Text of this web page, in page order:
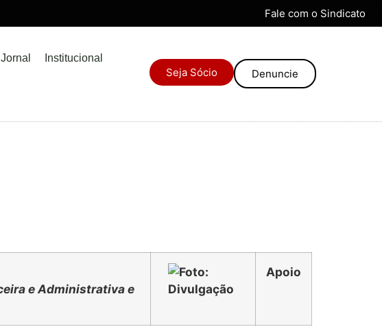
Fale com o Sindicato
Jornal Institucional
Seja Sócio Denuncie
e Administrativa e
Apoio